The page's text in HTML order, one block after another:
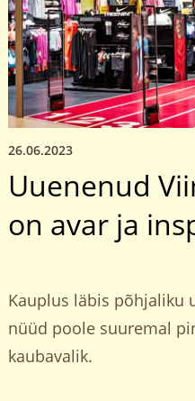
26.06.2023
Uuenenud
on avar ja
Kauplus läbis põhjaliku
nüüd poole suuremal
kaubavalik.